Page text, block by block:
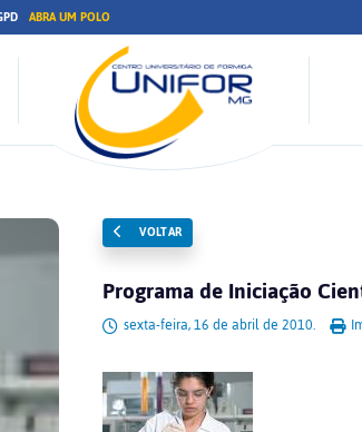
ABRA UM POLO
VOLTAR
Programa de Iniciação
sexta-feira, 16 de abril de 2010.